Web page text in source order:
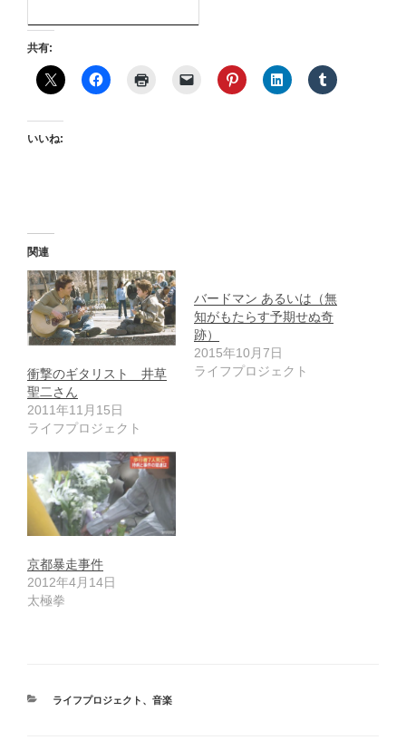
共有:
いいね:
関連
衝撃のギタリスト 井草
聖二さん
2011年11月15日
ライフプロジェクト
バードマン あるいは（無
知がもたらす予期せぬ奇
跡）
2015年10月7日
ライフプロジェクト
京都暴走事件
2012年4月14日
太極拳
カ
ライフプロジェクト 、 音楽